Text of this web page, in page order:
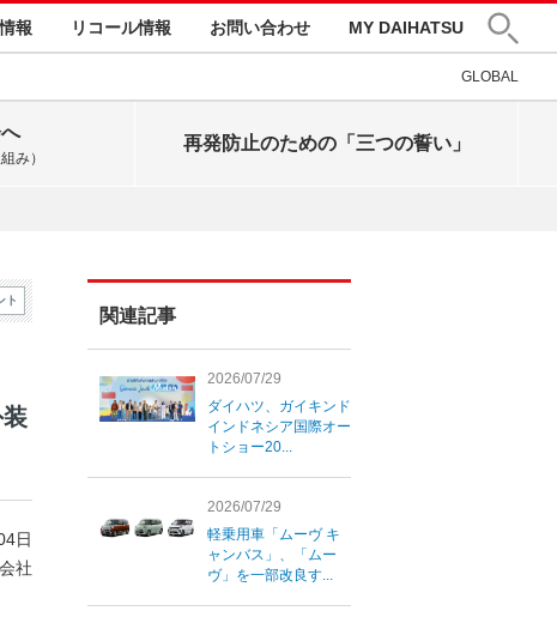
報 リコール情報 お問い合わせ MY DAIHATSU
GLOBAL
み）
再発防止のための「三つの誓い」
ト
日
社
関連記事
2026/07/29
ダイハツ、ガイキンド
インドネシア国際オー
トショー20...
2026/07/29
軽乗用車「ムーヴ キ
ャンバス」、「ムー
ヴ」を一部改良す...